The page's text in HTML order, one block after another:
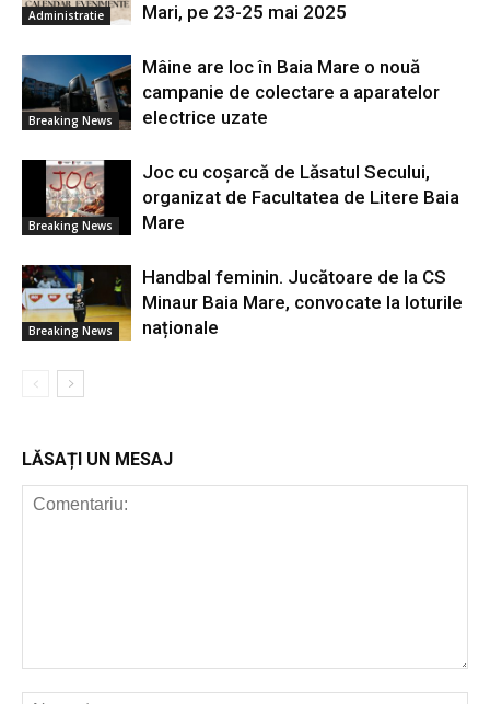
Administratie
Mari, pe 23-25 mai 2025
Breaking News
Mâine are loc în Baia Mare o nouă
campanie de colectare a aparatelor
electrice uzate
Breaking News
Joc cu coșarcă de Lăsatul Secului,
organizat de Facultatea de Litere Baia
Mare
Breaking News
Handbal feminin. Jucătoare de la CS
Minaur Baia Mare, convocate la loturile
naționale
LĂSAȚI UN MESAJ